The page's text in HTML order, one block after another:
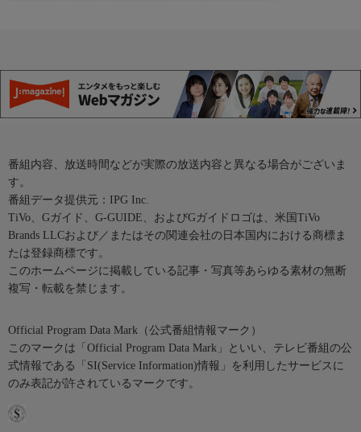
番組内容、放送時間などが実際の放送内容と異なる場合がございま
す。
番組データ提供元：IPG Inc.
TiVo、Gガイド、G-GUIDE、およびGガイドロゴは、米国TiVo
Brands LLCおよび／またはその関連会社の日本国内における商標ま
たは登録商標です。
このホームページに掲載している記事・写真等あらゆる素材の無断
複写・転載を禁じます。
Official Program Data Mark（公式番組情報マーク）
このマークは「Official Program Data Mark」といい、テレビ番組の公
式情報である「SI(Service Information)情報」を利用したサービスに
のみ表記が許されているマークです。